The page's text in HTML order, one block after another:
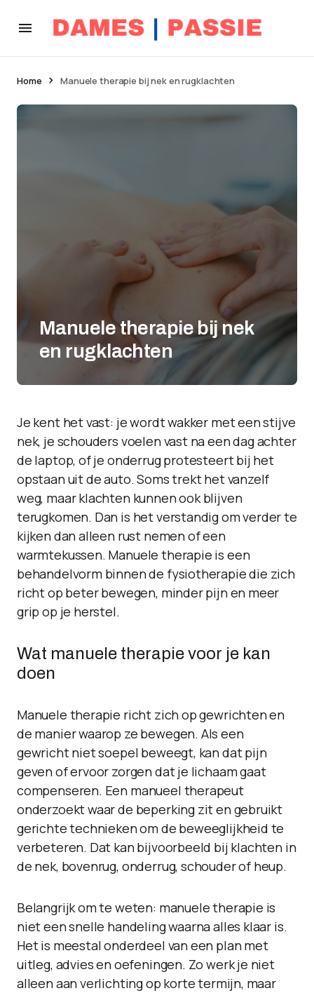
Home Manuele therapie bij nek en rugklachten
Manuele therapie bij nek
en rugklachten
Je kent het vast: je wordt wakker met een stijve
nek, je schouders voelen vast na een dag achter
de laptop, of je onderrug protesteert bij het
opstaan uit de auto. Soms trekt het vanzelf
weg, maar klachten kunnen ook blijven
terugkomen. Dan is het verstandig om verder te
kijken dan alleen rust nemen of een
warmtekussen. Manuele therapie is een
behandelvorm binnen de fysiotherapie die zich
richt op beter bewegen, minder pijn en meer
grip op je herstel.
Wat manuele therapie voor je kan
doen
Manuele therapie richt zich op gewrichten en
de manier waarop ze bewegen. Als een
gewricht niet soepel beweegt, kan dat pijn
geven of ervoor zorgen dat je lichaam gaat
compenseren. Een manueel therapeut
onderzoekt waar de beperking zit en gebruikt
gerichte technieken om de beweeglijkheid te
verbeteren. Dat kan bijvoorbeeld bij klachten in
de nek, bovenrug, onderrug, schouder of heup.
Belangrijk om te weten: manuele therapie is
niet een snelle handeling waarna alles klaar is.
Het is meestal onderdeel van een plan met
uitleg, advies en oefeningen. Zo werk je niet
alleen aan verlichting op korte termijn, maar